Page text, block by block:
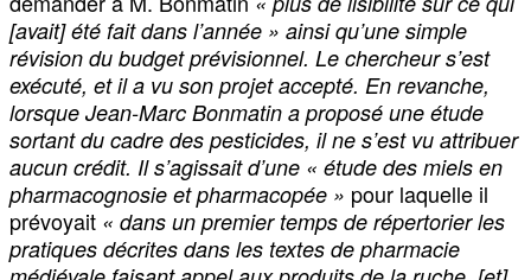
[avait] été fait dans l’année » ainsi qu’une simple
révision du budget prévisionnel. Le chercheur s’est
exécuté, et il a vu son projet accepté. En revanche,
lorsque Jean-Marc Bonmatin a proposé une étude
sortant du cadre des pesticides, il ne s’est vu attribuer
aucun crédit. Il s’agissait d’une « étude des miels en
pharmacognosie et pharmacopée » pour laquelle il
prévoyait « dans un premier temps de répertorier les
pratiques décrites dans les textes de pharmacie